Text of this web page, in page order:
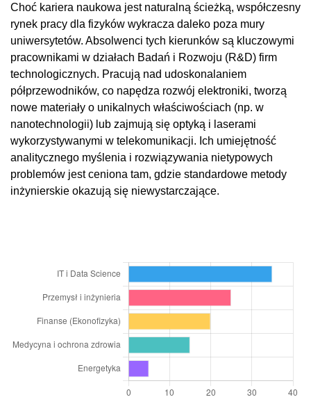
Choć kariera naukowa jest naturalną ścieżką, współczesny
rynek pracy dla fizyków wykracza daleko poza mury
uniwersytetów. Absolwenci tych kierunków są kluczowymi
pracownikami w działach Badań i Rozwoju (R&D) firm
technologicznych. Pracują nad udoskonalaniem
półprzewodników, co napędza rozwój elektroniki, tworzą
nowe materiały o unikalnych właściwościach (np. w
nanotechnologii) lub zajmują się optyką i laserami
wykorzystywanymi w telekomunikacji. Ich umiejętność
analitycznego myślenia i rozwiązywania nietypowych
problemów jest ceniona tam, gdzie standardowe metody
inżynierskie okazują się niewystarczające.